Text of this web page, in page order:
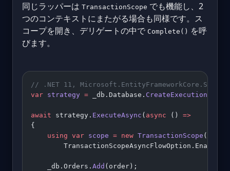
同じラッパーは TransactionScope でも機能し、2
つのコンテキストにまたがる場合も同様です。ス
コープを開き、デリゲートの中で Complete() を呼
びます。
// .NET 11,
var strategy = _db.Database.
await strategy. ExecuteAsync ( async () =>
{
    using
var scope = new TransactionScope (
    _db.Orders.
Add (order);